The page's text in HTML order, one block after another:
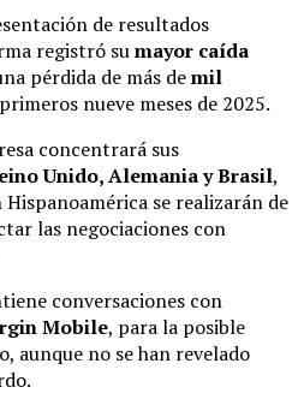
de resultados
registró sumayor caída
pérdida de más demil
nueve meses de 2025.
concentrará sus
Unido, Alemania y Brasil,
se realizarán de
las negociaciones con
conversaciones con
Mobile, para la posible
aunque no se han revelado